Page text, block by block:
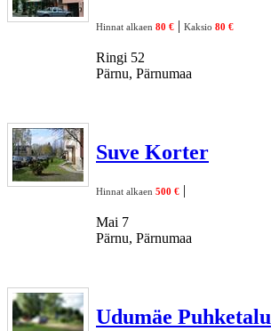
Hinnat alkaen 80 € | Kaksio 80 €
Ringi 52
Pärnu, Pärnumaa
Suve Korter
Hinnat alkaen 500 € |
Mai 7
Pärnu, Pärnumaa
Udumäe Puhketalu